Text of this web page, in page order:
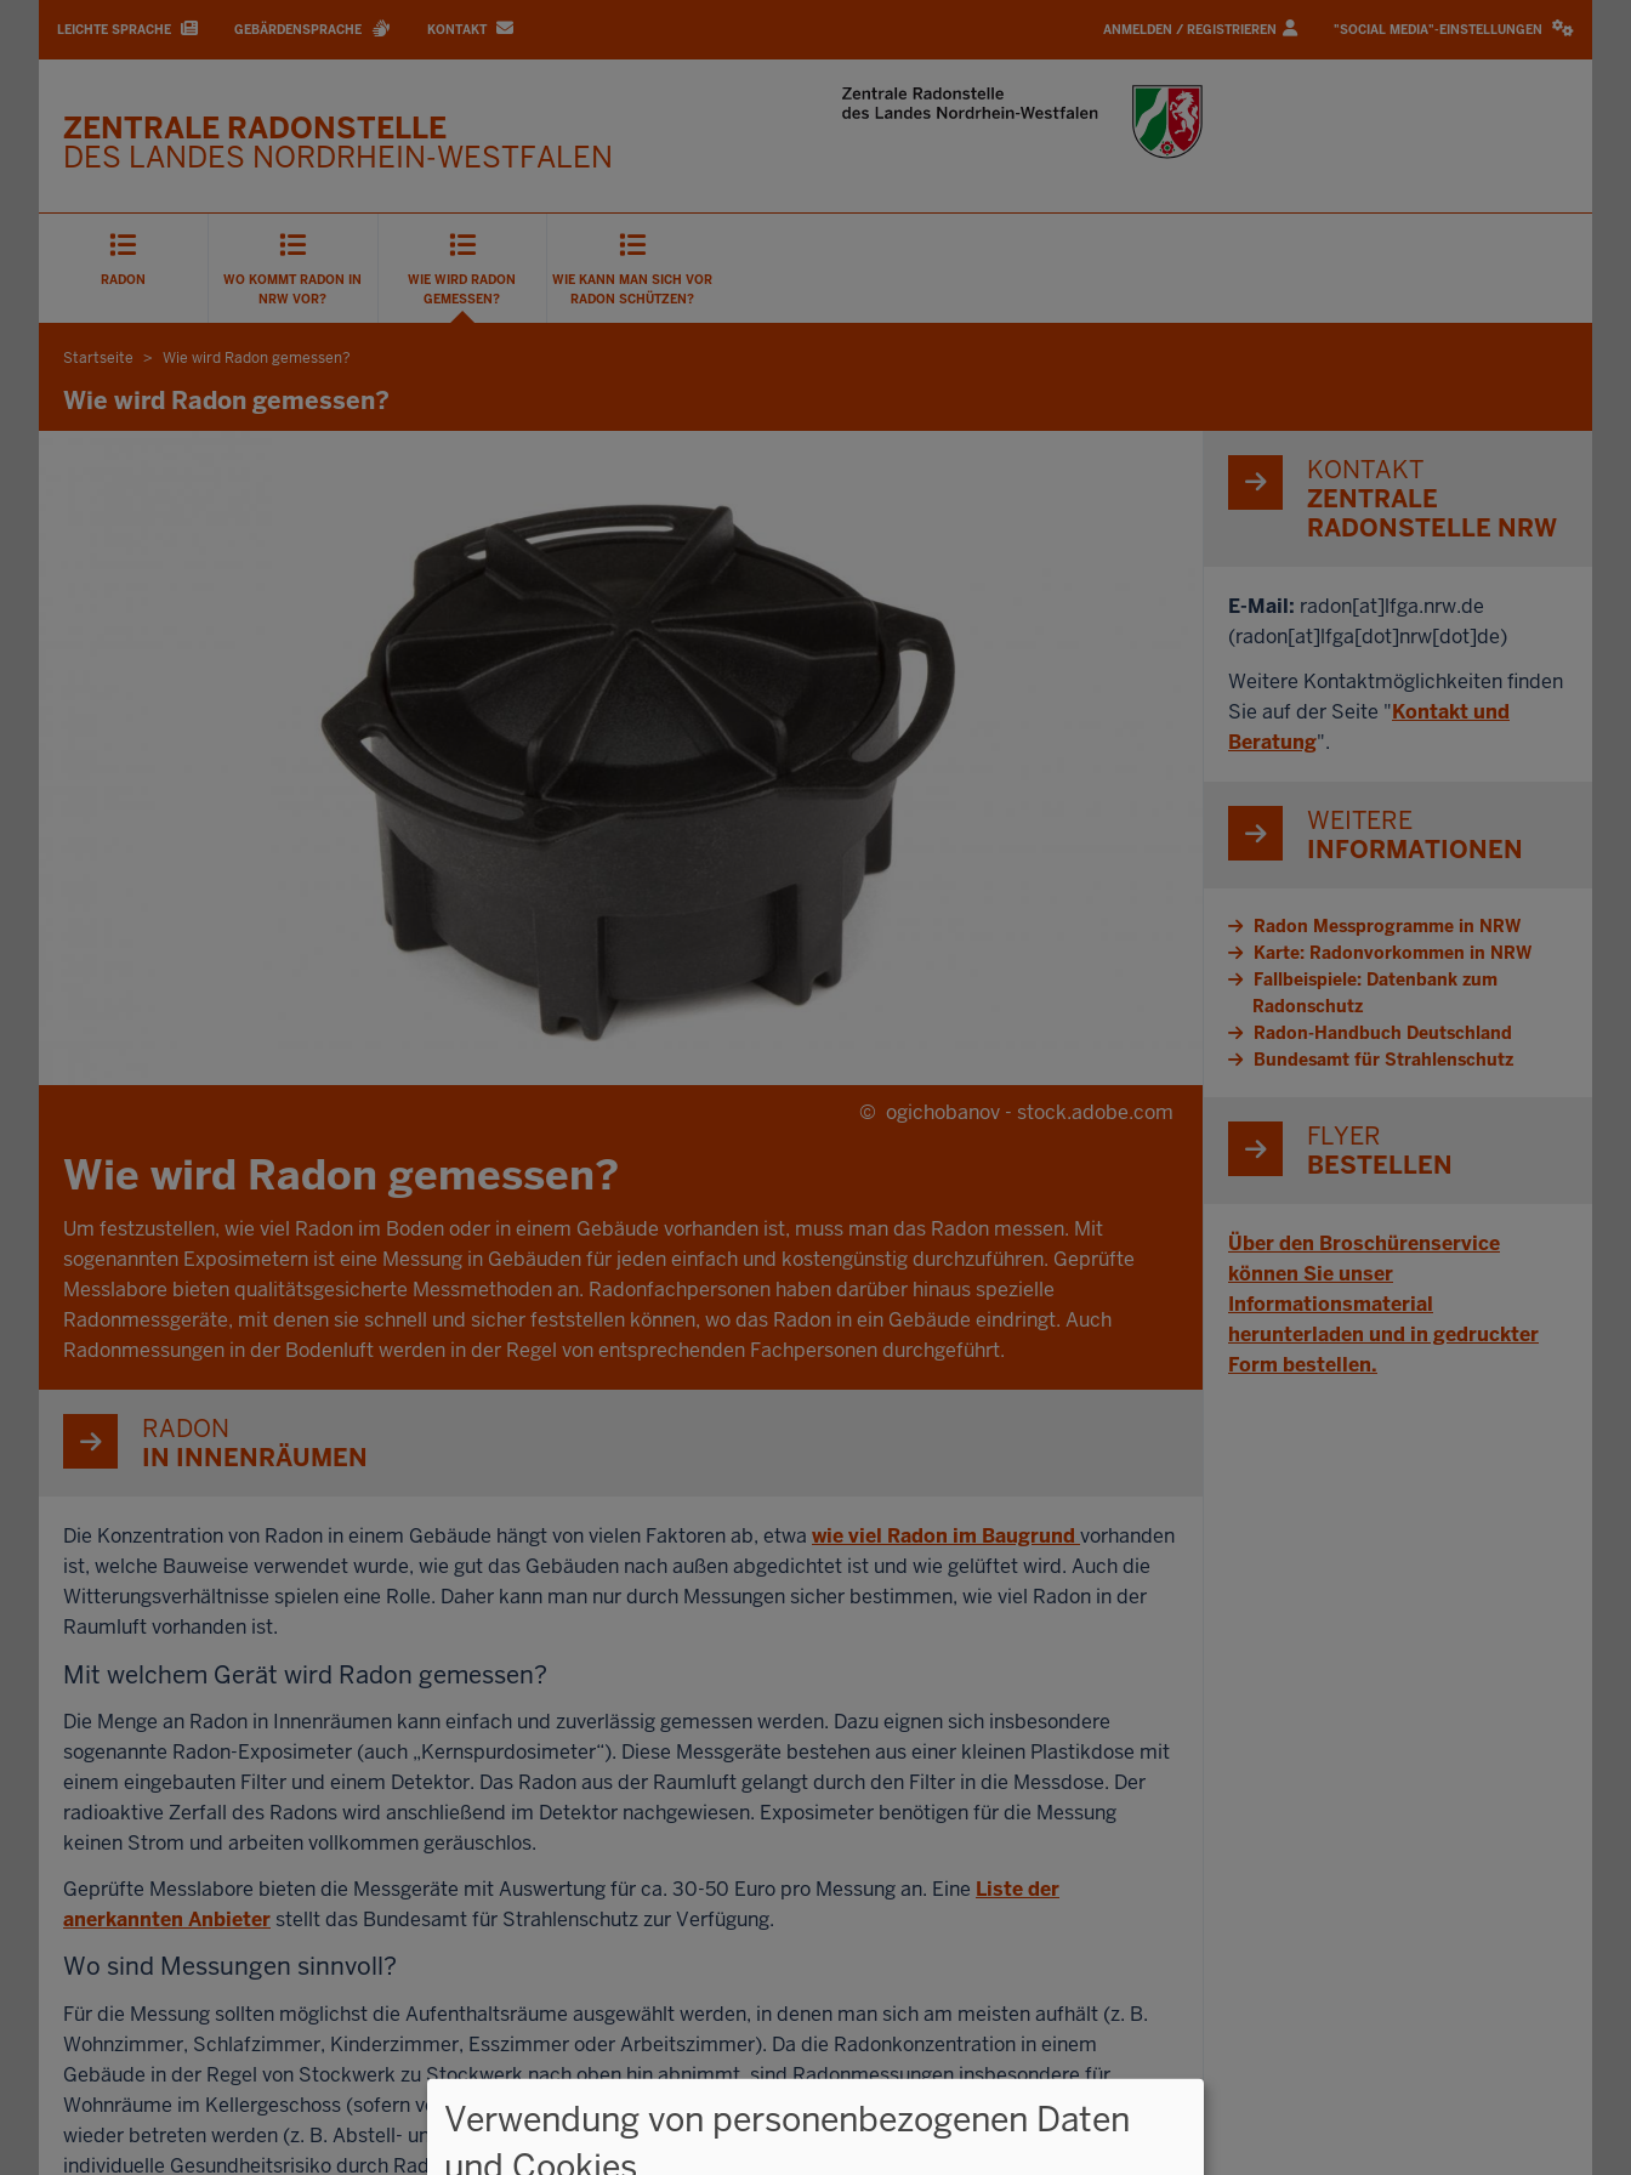
SPRACHEN
LEICHTE SPRACHE GEBÄRDENSPRACHE KONTAKT ANMELDEN / REGISTRIEREN
MEDIA
"SOCIAL MEDIA"-EINSTELLUNGEN
ZENTRALE RADONSTELLE
DES LANDES NORDRHEIN-WESTFALEN
RADON
WO KOMMT RADON IN
NRW VOR?
WIE WIRD RADON
GEMESSEN?
WIE KANN MAN SICH VOR
RADON SCHÜTZEN?
Sie
befinden
Startseite Wie wird Radon gemessen?
Wie wird Radon gemessen?
© ogichobanov - stock.adobe.com
Wie wird Radon gemessen?
Um festzustellen, wie viel Radon im Boden oder in einem Gebäude vorhanden ist, muss man das Radon messen. Mit
sogenannten Exposimetern ist eine Messung in Gebäuden für jeden einfach und kostengünstig durchzuführen. Geprüfte
Messlabore bieten qualitätsgesicherte Messmethoden an. Radonfachpersonen haben darüber hinaus spezielle
Radonmessgeräte, mit denen sie schnell und sicher feststellen können, wo das Radon in ein Gebäude eindringt. Auch
Radonmessungen in der Bodenluft werden in der Regel von entsprechenden Fachpersonen durchgeführt.
RADON
IN INNENRÄUMEN
Die Konzentration von Radon in einem Gebäude hängt von vielen Faktoren ab, etwa wie viel Radon im Baugrund vorhanden
ist, welche Bauweise verwendet wurde, wie gut das Gebäuden nach außen abgedichtet ist und wie gelüftet wird. Auch die
Witterungsverhältnisse spielen eine Rolle. Daher kann man nur durch Messungen sicher bestimmen, wie viel Radon in der
Raumluft vorhanden ist.
Mit welchem Gerät wird Radon gemessen?
Die Menge an Radon in Innenräumen kann einfach und zuverlässig gemessen werden. Dazu eignen sich insbesondere
sogenannte Radon-Exposimeter (auch „Kernspurdosimeter“). Diese Messgeräte bestehen aus einer kleinen Plastikdose mit
einem eingebauten Filter und einem Detektor. Das Radon aus der Raumluft gelangt durch den Filter in die Messdose. Der
radioaktive Zerfall des Radons wird anschließend im Detektor nachgewiesen. Exposimeter benötigen für die Messung
keinen Strom und arbeiten vollkommen geräuschlos.
Geprüfte Messlabore bieten die Messgeräte mit Auswertung für ca. 30-50 Euro pro Messung an. Eine Liste der
anerkannten Anbieter stellt das Bundesamt für Strahlenschutz zur Verfügung.
Wo sind Messungen sinnvoll?
Für die Messung sollten möglichst die Aufenthaltsräume ausgewählt werden, in denen man sich am meisten aufhält (z. B.
Wohnzimmer, Schlafzimmer, Kinderzimmer, Esszimmer oder Arbeitszimmer). Da die Radonkonzentration in einem
Gebäude in der Regel von Stockwerk zu Stockwerk nach oben hin abnimmt, sind Radonmessungen insbesondere für
Wohnräume im Kellergeschoss (sofern vorhanden) und im Erdgeschoss sinnvoll. Messungen in Räumen, die nur hin und
wieder betreten werden (z. B. Abstell- und Lagerräume, Waschküche etc.), haben dagegen wenig Aussagekraft für das
individuelle Gesundheitsrisiko durch Radon.
KONTAKT
ZENTRALE
RADONSTELLE NRW
E-Mail: radon[at]lfga.nrw.de
(radon[at]lfga[dot]nrw[dot]de)
Weitere Kontaktmöglichkeiten finden
Sie auf der Seite "Kontakt und
Beratung".
WEITERE
INFORMATIONEN
Radon Messprogramme in NRW
Karte: Radonvorkommen in NRW
Fallbeispiele: Datenbank zum
Radonschutz
Radon-Handbuch Deutschland
Bundesamt für Strahlenschutz
FLYER
BESTELLEN
Über den Broschürenservice
können Sie unser
Informationsmaterial
herunterladen und in gedruckter
Form bestellen.
Verwendung von personenbezogenen Daten
und Cookies